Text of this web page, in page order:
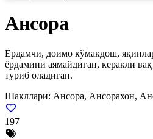
Ансора
Ёрдамчи, доимо кўмакдош,
ёрдамини аямайдиган, керакли
туриб оладиган.
Шакллари: Ансора, Ансорахон,
197